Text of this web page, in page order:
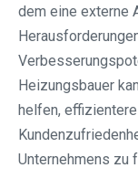
dem eine externe
Heizungsbauer
helfen,
Unternehmens zu